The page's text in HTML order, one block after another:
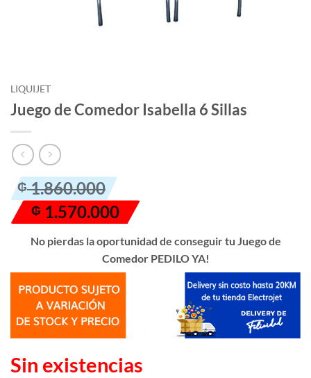
LIQUIJET
Juego de Comedor Isabella 6 Sillas
₲1.860.000
El
precio
original
era:
₲ 1.860.000.
₲ 1.570.000
El
precio
actual
₲ 1.570.000.
No pierdas la oportunidad de conseguir tu Juego de
Comedor PEDILO YA!
Sin existencias